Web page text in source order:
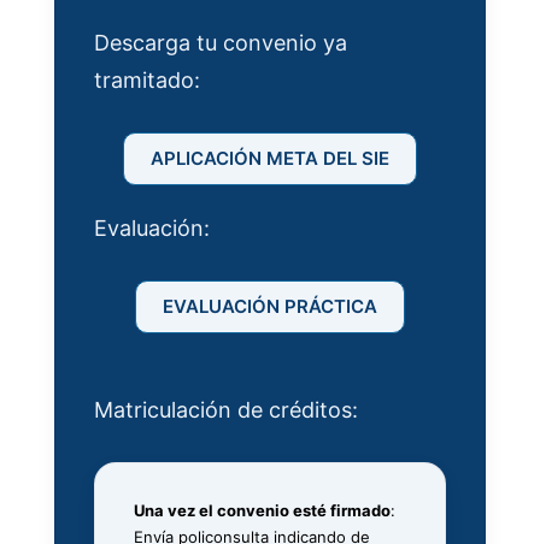
Descarga tu convenio ya
tramitado:
APLICACIÓN META DEL SIE
Evaluación:
EVALUACIÓN PRÁCTICA
Matriculación de créditos:
Una vez el convenio esté firmado:
Envía policonsulta indicando de